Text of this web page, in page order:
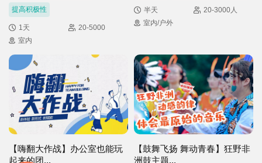
提高积极性
1天
20-5000
室内
半天
20-3000人
室内/户外
【嗨翻大作战】办公室也能玩
起来的团...
【鼓舞飞扬 舞动青春】狂野非
洲鼓主题...